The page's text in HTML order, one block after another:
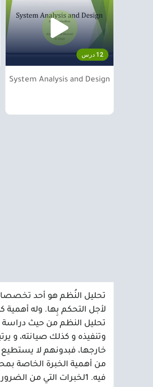
12 درس
System Analysis and Design
تحليل النُظم هو أحد
لأجل التحكم بِها. وله
تحليل النظم من حيث
وتنفيذه و كذلك صيانته،
خارجها، فبدونهم لا يستطيع
من أهمية الخبرة الخاصة
فيه. 1لخبرات التي من